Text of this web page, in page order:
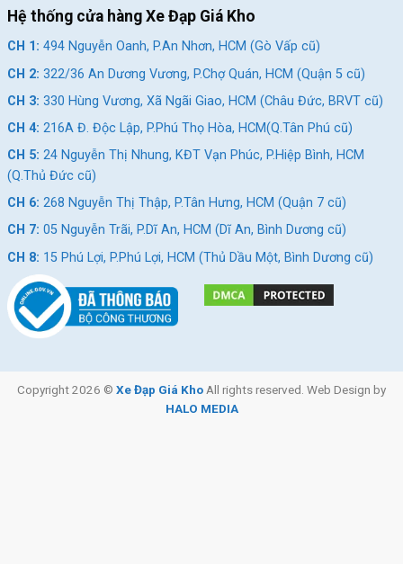
Hệ thống cửa hàng Xe Đạp Giá Kho
CH 1: 494 Nguyễn Oanh, P.An Nhơn, HCM (Gò Vấp cũ)
CH 2: 322/36 An Dương Vương, P.Chợ Quán, HCM (Quận 5 cũ)
CH 3: 330 Hùng Vương, Xã Ngãi Giao, HCM (Châu Đức, BRVT cũ)
CH 4: 216A Đ. Độc Lập, P.Phú Thọ Hòa, HCM(Q.Tân Phú cũ)
CH 5: 24 Nguyễn Thị Nhung, KĐT Vạn Phúc, P.Hiệp Bình, HCM
(Q.Thủ Đức cũ)
CH 6: 268 Nguyễn Thị Thập, P.Tân Hưng, HCM (Quận 7 cũ)
CH 7: 05 Nguyễn Trãi, P.Dĩ An, HCM (Dĩ An, Bình Dương cũ)
CH 8: 15 Phú Lợi, P.Phú Lợi, HCM (Thủ Dầu Một, Bình Dương cũ)
Copyright 2026 © Xe Đạp Giá Kho All rights reserved. Web Design by
HALO MEDIA